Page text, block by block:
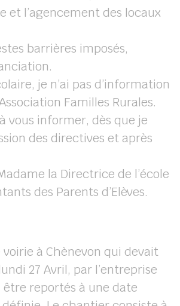
et l’agencement des locaux
barrières imposés,
je n’ai pas d’information
Familles Rurales.
vous informer, dès que je
des directives et après
la Directrice de l’école
des Parents d’Elèves.
voirie à Chènevon qui devait
27 Avril, par l’entreprise
reportés à une date